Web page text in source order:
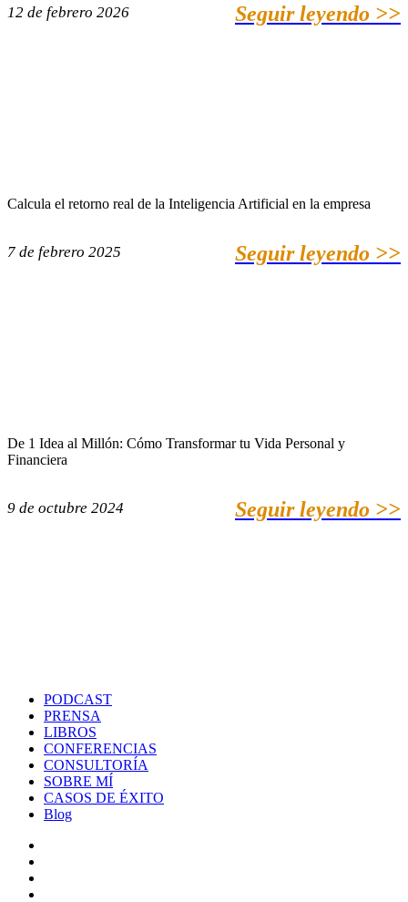
12 de febrero 2026 Seguir leyendo >>
Calcula el retorno real de la Inteligencia Artificial en la empresa
7 de febrero 2025 Seguir leyendo >>
De 1 Idea al Millón: Cómo Transformar tu Vida Personal y
Financiera
9 de octubre 2024 Seguir leyendo >>
PODCAST
PRENSA
LIBROS
CONFERENCIAS
CONSULTORÍA
SOBRE MÍ
CASOS DE ÉXITO
Blog